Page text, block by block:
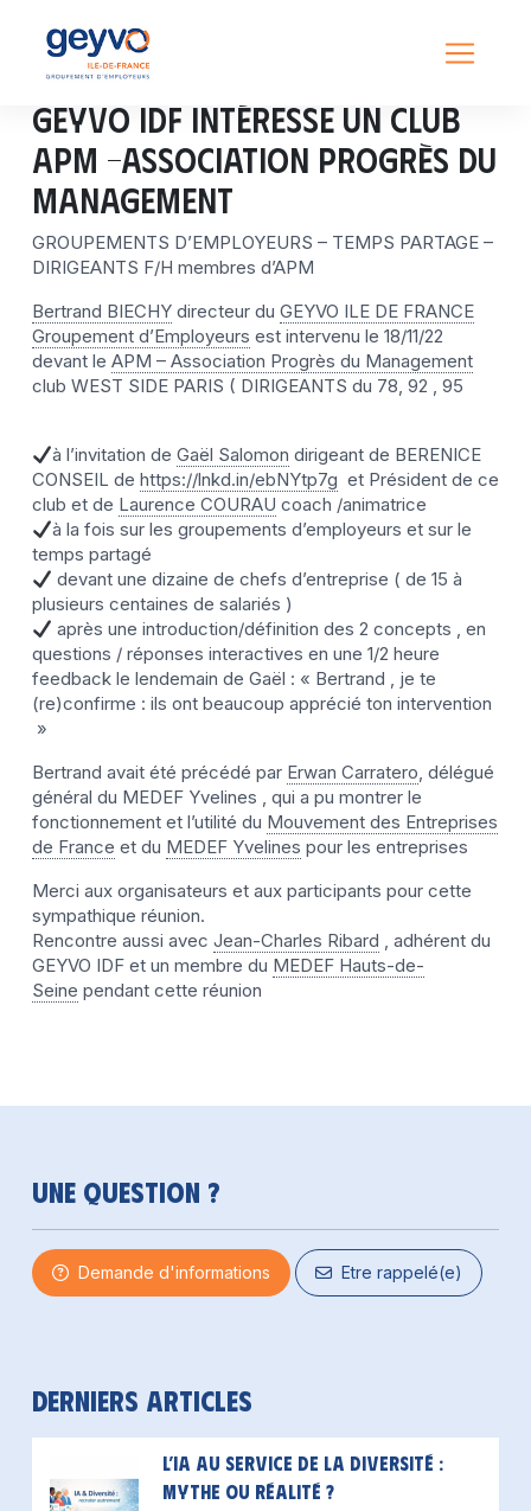
GEYVO IDF intéresse un Club
APM -Association Progrès du
Management
GROUPEMENTS D’EMPLOYEURS – TEMPS PARTAGE –
DIRIGEANTS F/H membres d’APM
Bertrand BIECHY directeur du GEYVO ILE DE FRANCE
Groupement d’Employeurs est intervenu le 18/11/22
devant le APM – Association Progrès du Management
club WEST SIDE PARIS ( DIRIGEANTS du 78, 92 , 95
à l’invitation deGaël Salomon dirigeant de BERENICE
CONSEIL de https://lnkd.in/ebNYtp7g et Président de ce
club et de Laurence COURAU coach /animatrice
à la fois sur les groupements d’employeurs et sur le
temps partagé
devant une dizaine de chefs d’entreprise ( de 15 à
plusieurs centaines de salariés )
après une introduction/définition des 2 concepts , en
questions / réponses interactives en une 1/2 heure
feedback le lendemain de Gaël : « Bertrand , je te
(re)confirme : ils ont beaucoup apprécié ton intervention
»
Bertrand avait été précédé par Erwan Carratero, délégué
général du MEDEF Yvelines , qui a pu montrer le
fonctionnement et l’utilité du Mouvement des Entreprises
de France et du MEDEF Yvelines pour les entreprises
Merci aux organisateurs et aux participants pour cette
sympathique réunion.
Rencontre aussi avec Jean-Charles Ribard , adhérent du
GEYVO IDF et un membre du MEDEF Hauts-de-
Seine pendant cette réunion
Une question ?
Demande d'informations Etre rappelé(e)
Derniers articles
L’IA au service de la diversité :
mythe ou réalité ?